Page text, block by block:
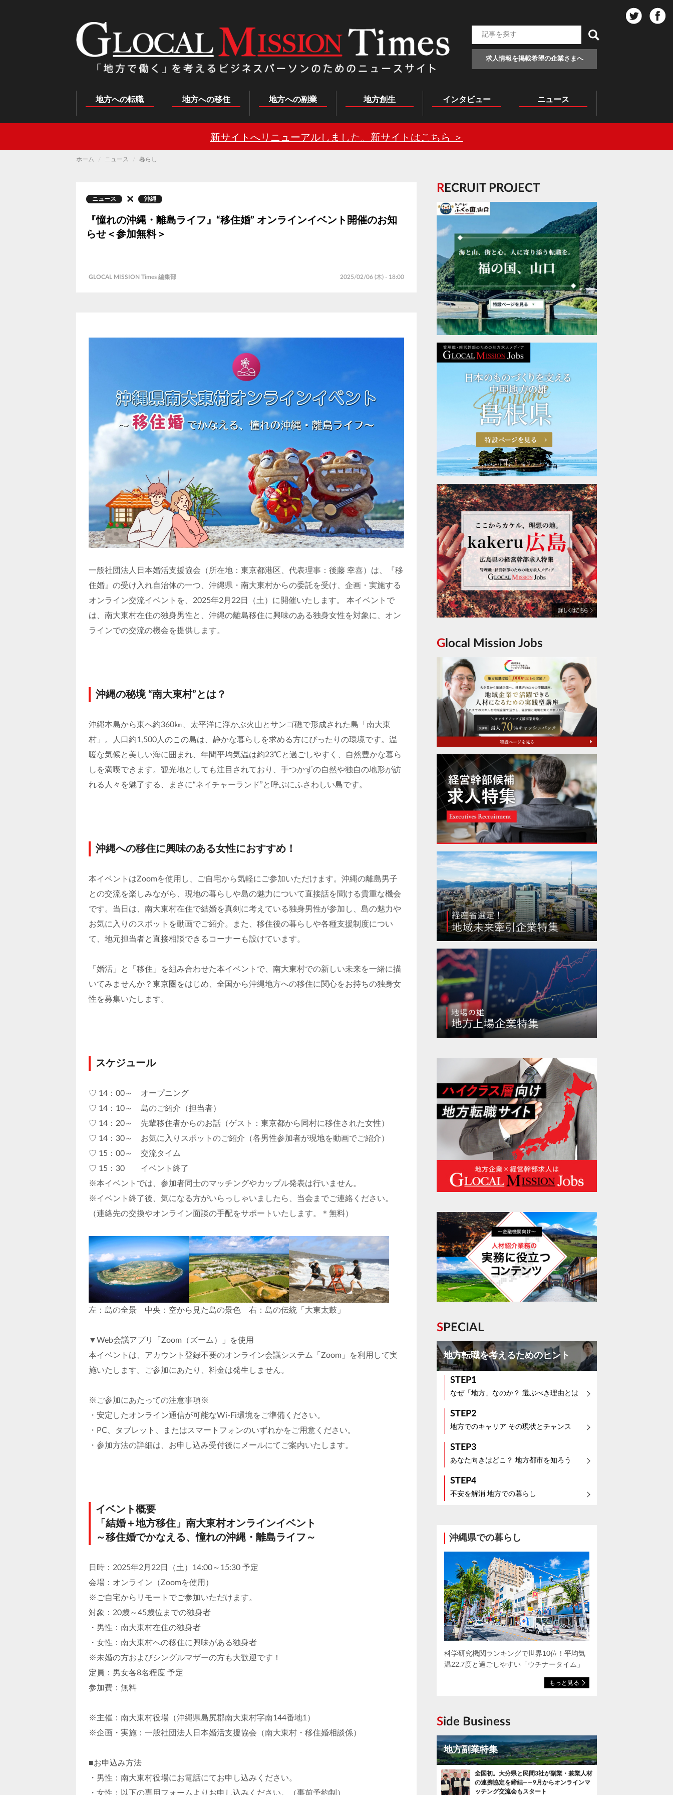
求人情報を掲載希望の企業さまへ
Main
navigation
地方への転職 地方への移住 地方への副業 地方創生 インタビュー ニュース
新サイトへリニューアルしました。新サイトはこちら ＞
ホーム ニュース 暮らし
ニュース 沖縄
『憧れの沖縄・離島ライフ』“移住婚” オンラインイベント開催のお知
らせ＜参加無料＞
GLOCAL MISSION Times 編集部 2025/02/06 (木) - 18:00
一般社団法人日本婚活支援協会（所在地：東京都港区、代表理事：後藤 幸喜）は、『移
住婚』の受け入れ自治体の一つ、沖縄県・南大東村からの委託を受け、企画・実施する
オンライン交流イベントを、2025年2月22日（土）に開催いたします。 本イベントで
は、南大東村在住の独身男性と、沖縄の離島移住に興味のある独身女性を対象に、オン
ラインでの交流の機会を提供します。
沖縄の秘境 “南大東村”とは？
沖縄本島から東へ約360㎞、太平洋に浮かぶ火山とサンゴ礁で形成された島「南大東
村」。人口約1,500人のこの島は、静かな暮らしを求める方にぴったりの環境です。温
暖な気候と美しい海に囲まれ、年間平均気温は約23℃と過ごしやすく、自然豊かな暮ら
しを満喫できます。観光地としても注目されており、手つかずの自然や独自の地形が訪
れる人々を魅了する、まさに“ネイチャーランド”と呼ぶにふさわしい島です。
沖縄への移住に興味のある女性におすすめ！
本イベントはZoomを使用し、ご自宅から気軽にご参加いただけます。沖縄の離島男子
との交流を楽しみながら、現地の暮らしや島の魅力について直接話を聞ける貴重な機会
です。当日は、南大東村在住で結婚を真剣に考えている独身男性が参加し、島の魅力や
お気に入りのスポットを動画でご紹介。また、移住後の暮らしや各種支援制度につい
て、地元担当者と直接相談できるコーナーも設けています。
「婚活」と「移住」を組み合わせた本イベントで、南大東村での新しい未来を一緒に描
いてみませんか？東京圏をはじめ、全国から沖縄地方への移住に関心をお持ちの独身女
性を募集いたします。
スケジュール
♡ 14：00～ オープニング
♡ 14：10～ 島のご紹介（担当者）
♡ 14：20～ 先輩移住者からのお話（ゲスト：東京都から同村に移住された女性）
♡ 14：30～ お気に入りスポットのご紹介（各男性参加者が現地を動画でご紹介）
♡ 15：00～ 交流タイム
♡ 15：30 イベント終了
※本イベントでは、参加者同士のマッチングやカップル発表は行いません。
※イベント終了後、気になる方がいらっしゃいましたら、当会までご連絡ください。
（連絡先の交換やオンライン面談の手配をサポートいたします。＊無料）
左：島の全景 中央：空から見た島の景色 右：島の伝統「大東太鼓」
▼Web会議アプリ「Zoom（ズーム）」を使用
本イベントは、アカウント登録不要のオンライン会議システム「Zoom」を利用して実
施いたします。ご参加にあたり、料金は発生しません。
※ご参加にあたっての注意事項※
・安定したオンライン通信が可能なWi-Fi環境をご準備ください。
・PC、タブレット、またはスマートフォンのいずれかをご用意ください。
・参加方法の詳細は、お申し込み受付後にメールにてご案内いたします。
イベント概要
「結婚＋地方移住」南大東村オンラインイベント
～移住婚でかなえる、憧れの沖縄・離島ライフ～
日時：2025年2月22日（土）14:00～15:30 予定
会場：オンライン（Zoomを使用）
※ご自宅からリモートでご参加いただけます。
対象：20歳～45歳位までの独身者
・男性：南大東村在住の独身者
・女性：南大東村への移住に興味がある独身者
※未婚の方およびシングルマザーの方も大歓迎です！
定員：男女各8名程度 予定
参加費：無料
※主催：南大東村役場（沖縄県島尻郡南大東村字南144番地1）
※企画・実施：一般社団法人日本婚活支援協会（南大東村・移住婚相談係）
■お申込み方法
・男性：南大東村役場にお電話にてお申し込みください。
・女性：以下の専用フォームよりお申し込みください。（事前予約制）
RECRUIT PROJECT
Glocal Mission Jobs
SPECIAL
地方転職を考えるためのヒント
STEP1
なぜ「地方」なのか？ 選ぶべき理由とは
STEP2
地方でのキャリア その現状とチャンス
STEP3
あなた向きはどこ？ 地方都市を知ろう
STEP4
不安を解消 地方での暮らし
沖縄県での暮らし
科学研究機関ランキングで世界10位！平均気
温22.7度と過ごしやすい「ウチナータイム」
もっと見る
Side Business
地方副業特集
全国初。大分県と民間3社が副業・兼業人材
の連携協定を締結——9月からオンラインマ
ッチング交流会もスタート